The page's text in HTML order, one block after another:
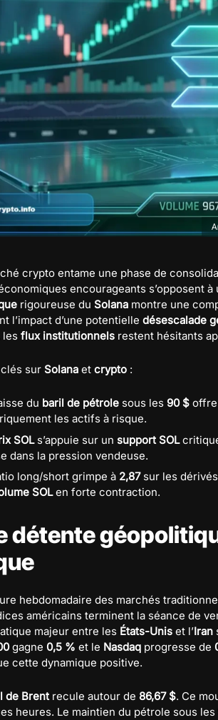
crypto entame une phase de
encourageants s’opposent
rigoureuse du Solana montre une
l’impact d’une potentielle désescalade
les flux institutionnels restent hésitants
sur Solana et crypto :
du baril de pétrole sous les 90 $
les actifs à risque.
SOLs’appuie sur un support SOL
dans la pression vendeuse.
long/short grimpe à 2,87sur les
SOLen forte contraction.
détente
hebdomadaire des marchés
américains terminent la séance de
majeur entre les États-Unis et l’Iran
gagne 0,5 % et le Nasdaq progresse de
cette dynamique positive.
de Brentrecule autour de 86,67 $. Ce
heures. Le maintien du pétrole sous les